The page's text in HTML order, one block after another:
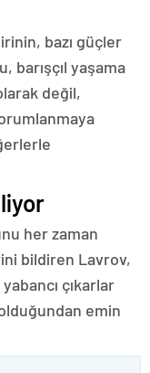
bazı güçler
barışçıl yaşama
değil,
her zaman
bildiren Lavrov,
çıkarlar
emin